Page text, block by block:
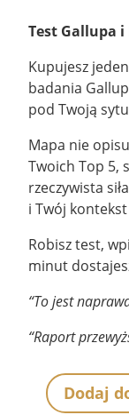
Test Gallupa
Kupujesz
badania
pod Twoją
Mapa nie
Twoich Top 5,
rzeczywista
i Twój
Robisz test,
minut
“To jest
“Raport
ilość Dodaj